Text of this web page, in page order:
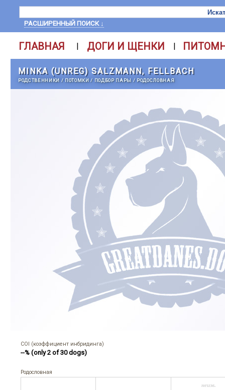
РАСШИРЕННЫЙ ПОИСК ↓
ГЛАВНАЯ | ДОГИ И ЩЕНКИ |
MINKA (UNREG) SALZMANN, FELLBACH
РОДСТВЕННИКИ / ПОТОМКИ/ ПОДБОР ПАРЫ / РОДОСЛОВНАЯ
COI (коэффициент инбридинга)
--% (only 2 of 30 dogs)
Родословная
неизв.